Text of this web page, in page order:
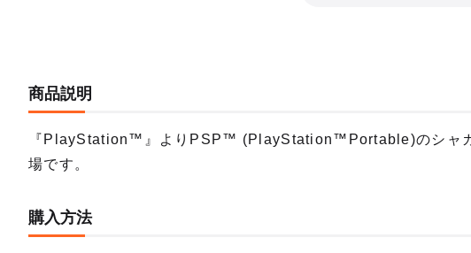
商品説明
『PlayStation™』よりPSP™ (PlayStation™Portable)のシャ
場です。
購入方法